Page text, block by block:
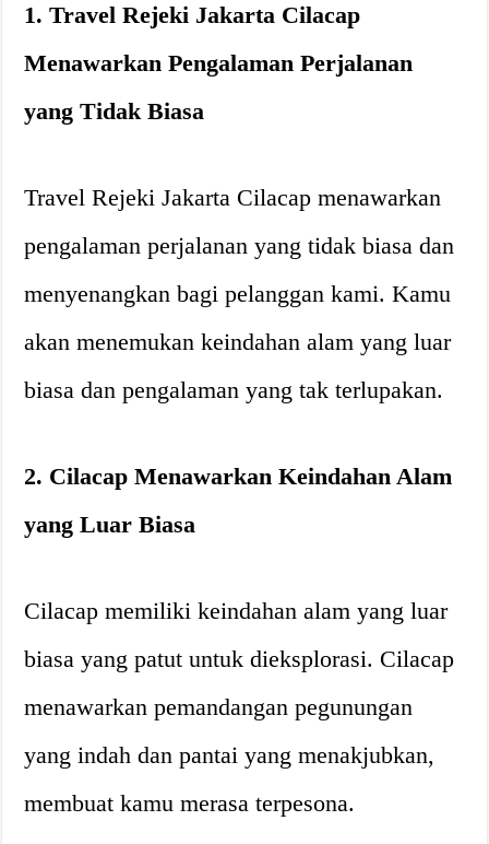
1. Travel Rejeki Jakarta Cilacap
Menawarkan Pengalaman Perjalanan
yang Tidak Biasa
Travel Rejeki Jakarta Cilacap menawarkan
pengalaman perjalanan yang tidak biasa dan
menyenangkan bagi pelanggan kami. Kamu
akan menemukan keindahan alam yang luar
biasa dan pengalaman yang tak terlupakan.
2. Cilacap Menawarkan Keindahan Alam
yang Luar Biasa
Cilacap memiliki keindahan alam yang luar
biasa yang patut untuk dieksplorasi. Cilacap
menawarkan pemandangan pegunungan
yang indah dan pantai yang menakjubkan,
membuat kamu merasa terpesona.